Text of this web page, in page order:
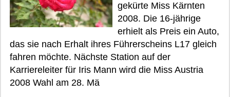
gekürte Miss Kärnten
2008. Die 16-jährige
erhielt als Preis ein Auto,
das sie nach Erhalt ihres Führerscheins L17 gleich
fahren möchte. Nächste Station auf der
Karriereleiter für Iris Mann wird die Miss Austria
2008 Wahl am 28. Mä